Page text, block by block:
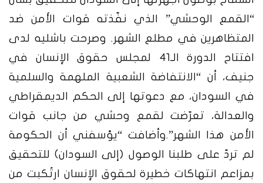
“القمع الوحشي” الذي نفّذته قوات الأمن ضد
المتظاهرين في مطلع الشهر. وصرحت باشليه لدى
افتتاح الدورة الـ41 لمجلس حقوق الإنسان في
جنيف، أن “الانتفاضة الشعبية الملهمة والسلمية
في السودان، مع دعوتها إلى الحكم الديمقراطي
والعدالة، تعرّضت لقمع وحشي من جانب قوات
الأمن هذا الشهر”.وأضافت “يؤسفني أن الحكومة
لم تردّ على طلبنا الوصول (إلى السودان) للتحقيق
بمزاعم انتهاكات خطيرة لحقوق الإنسان ارتُكبت من